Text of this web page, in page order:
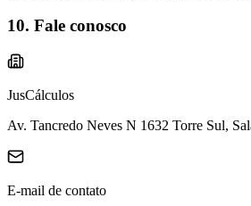
10. Fale conosco
JusCálculos
Av. Tancredo Neves N 1632 Torre Sul,
E-mail de contato